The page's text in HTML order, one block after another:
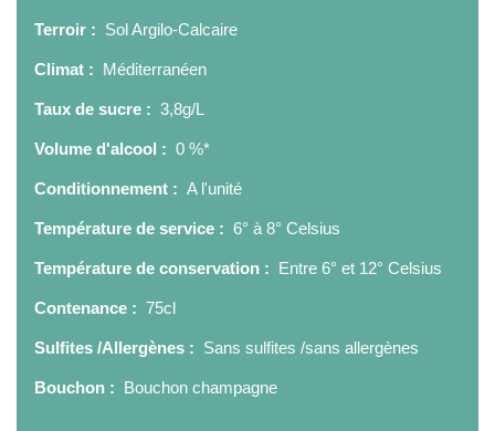
Terroir : Sol Argilo-Calcaire
Climat : Méditerranéen
Taux de sucre : 3,8g/L
Volume d'alcool : 0 %*
Conditionnement : A l'unité
Température de service : 6° à 8° Celsius
Température de conservation : Entre 6° et 12° Celsius
Contenance : 75cl
Sulfites /Allergènes : Sans sulfites /sans allergènes
Bouchon : Bouchon champagne